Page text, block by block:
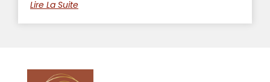
Lire La Suite